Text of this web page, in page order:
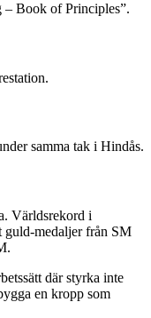
– Book of Principles”.
samma tak i Hindås.
Världsrekord i
guld-medaljer från SM
där styrka inte
en kropp som